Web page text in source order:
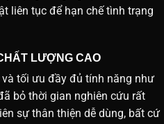
liên tục để hạn chế tình trạng
LƯỢNG CAO
tối ưu đầy đủ tính năng như
bỏ thời gian nghiên cứu rất
sự thân thiện dễ dùng, bất cứ